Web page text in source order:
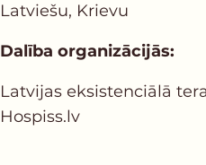
Latviešu, Krievu
Dalība organizācijās:
Latvijas еksistenciālā
Hospiss.lv